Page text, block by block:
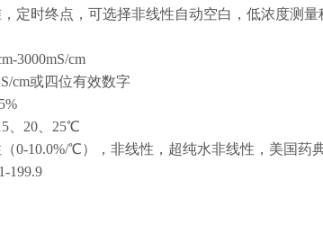
定时终点，可选择非线性自动空白，低浓度测量
3000mS/cm
cm或四位有效数字
、20、25℃
0-10.0%/℃），非线性，超纯水非线性，美国药
199.9